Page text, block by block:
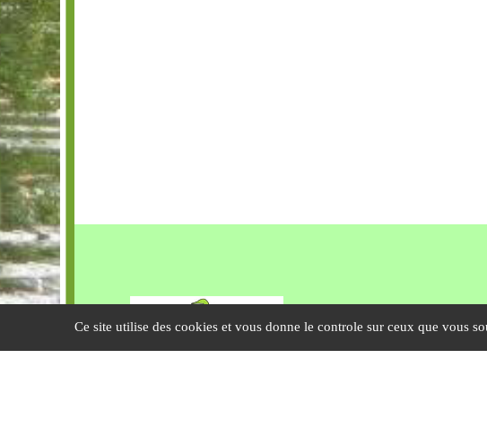
FOUILLET
3 impasse
Ce site utilise des cookies et vous donne le controle sur ceux que vous